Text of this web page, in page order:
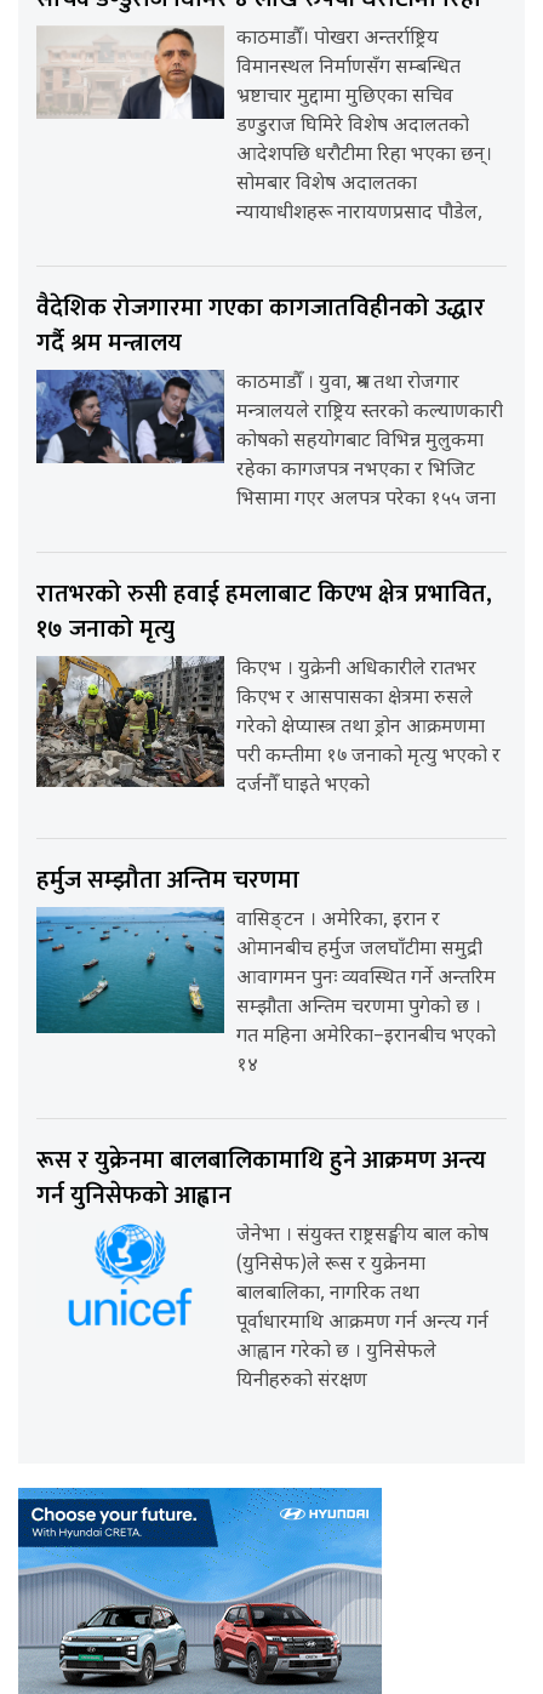
काठमाडौँ। पोखरा अन्तर्राष्ट्रिय
विमानस्थल निर्माणसँग सम्बन्धित
भ्रष्टाचार मुद्दामा मुछिएका सचिव
डण्डुराज घिमिरे विशेष अदालतको
आदेशपछि धरौटीमा रिहा भएका छन्।
सोमबार विशेष अदालतका
न्यायाधीशहरू नारायणप्रसाद पौडेल,
वैदेशिक रोजगारमा गएका कागजातविहीनको उद्धार
गर्दै श्रम मन्त्रालय
काठमाडौँ । युवा, श्रम तथा रोजगार
मन्त्रालयले राष्ट्रिय स्तरको कल्याणकारी
कोषको सहयोगबाट विभिन्न मुलुकमा
रहेका कागजपत्र नभएका र भिजिट
भिसामा गएर अलपत्र परेका १५५ जना
रातभरको रुसी हवाई हमलाबाट किएभ क्षेत्र प्रभावित,
१७ जनाको मृत्यु
किएभ । युक्रेनी अधिकारीले रातभर
किएभ र आसपासका क्षेत्रमा रुसले
गरेको क्षेप्यास्त्र तथा ड्रोन आक्रमणमा
परी कम्तीमा १७ जनाको मृत्यु भएको र
दर्जनौँ घाइते भएको
हर्मुज सम्झौता अन्तिम चरणमा
वासिङ्टन । अमेरिका, इरान र
ओमानबीच हर्मुज जलघाँटीमा समुद्री
आवागमन पुनः व्यवस्थित गर्ने अन्तरिम
सम्झौता अन्तिम चरणमा पुगेको छ ।
गत महिना अमेरिका–इरानबीच भएको
१४
रूस र युक्रेनमा बालबालिकामाथि हुने आक्रमण अन्त्य
गर्न युनिसेफको आह्वान
जेनेभा । संयुक्त राष्ट्रसङ्घीय बाल कोष
(युनिसेफ)ले रूस र युक्रेनमा
बालबालिका, नागरिक तथा
पूर्वाधारमाथि आक्रमण गर्न अन्त्य गर्न
आह्वान गरेको छ । युनिसेफले
यिनीहरुको संरक्षण